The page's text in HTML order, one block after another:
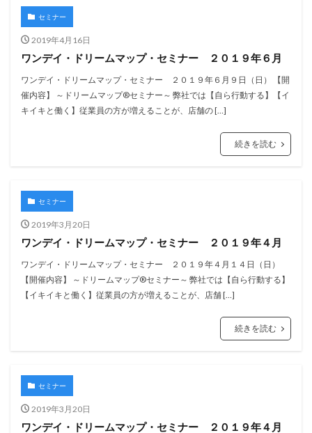
セミナー
2019年4月16日
ワンデイ・ドリームマップ・セミナー ２０１９年６月
ワンデイ・ドリームマップ・セミナー ２０１９年６月９日（日） 【開
催内容】 ～ドリームマップ®セミナー～ 弊社では【自ら行動する】【イ
キイキと働く】従業員の方が増えることが、店舗の […]
続きを読む
セミナー
2019年3月20日
ワンデイ・ドリームマップ・セミナー ２０１９年４月
ワンデイ・ドリームマップ・セミナー ２０１９年４月１４日（日）
【開催内容】 ～ドリームマップ®セミナー～ 弊社では【自ら行動する】
【イキイキと働く】従業員の方が増えることが、店舗 […]
続きを読む
セミナー
2019年3月20日
ワンデイ・ドリームマップ・セミナー ２０１９年４月